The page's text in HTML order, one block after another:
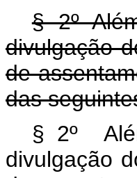
§ 2º
divulgação
de
das
§ 2º
divulgação